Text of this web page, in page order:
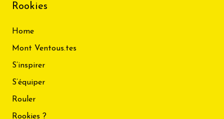
Rookies
Home
Mont Ventous.tes
S’inspirer
S’équiper
Rouler
Rookies ?